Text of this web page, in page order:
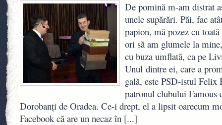
De pomină m-am distrat
unele supărări. Păi, fac
papion, mă pozez cu
ori să am glumele la
cu buza umflată, ca pe
Unul dintre ei, care a
gală, este PSD-istul Felix
patronul clubului Famous
Dorobanţi de Oradea. Ce-i drept, el a lipsit oarecum
Facebook că are un necaz în [...]